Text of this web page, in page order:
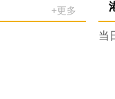
+更多
当